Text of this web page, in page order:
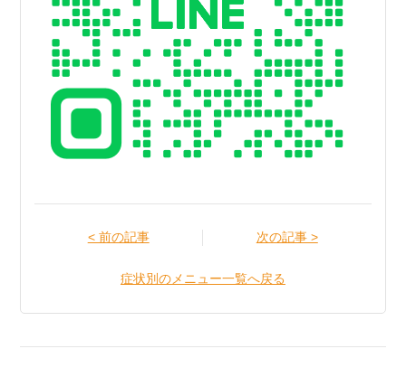
< 前の記事 次の記事 >
症状別のメニュー一覧へ戻る